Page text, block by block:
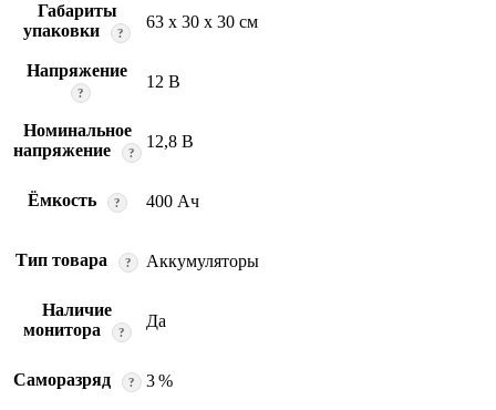
Габариты
упаковки
?
63 x 30 x 30 см
Напряжение
?
12 В
Номинальное
напряжение
?
12,8 В
Ёмкость ? 400 Ач
Тип товара ? Аккумуляторы
Наличие
монитора
?
Да
Саморазряд ? 3 %